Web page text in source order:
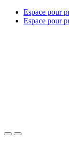
Espace pour
Espace pour